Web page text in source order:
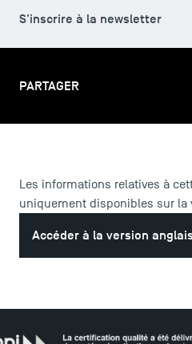
LES INDISPENSABLES
Campus tour
PARTAGER
S'inscrire à la newsletter
Les informations relatives à
uniquement disponibles sur la
Accéder à la version